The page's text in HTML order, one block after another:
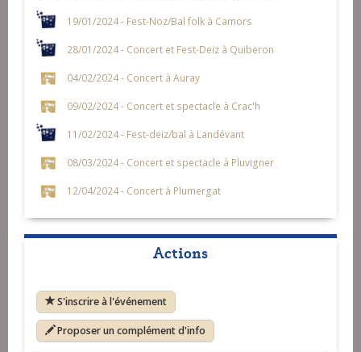
19/01/2024 - Fest-Noz/Bal folk à Camors
28/01/2024 - Concert et Fest-Deiz à Quiberon
04/02/2024 - Concert à Auray
09/02/2024 - Concert et spectacle à Crac'h
11/02/2024 - Fest-deiz/bal à Landévant
08/03/2024 - Concert et spectacle à Pluvigner
12/04/2024 - Concert à Plumergat
Actions
S'inscrire à l'événement
Proposer un complément d'info